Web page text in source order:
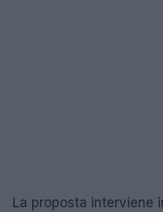
La proposta interviene